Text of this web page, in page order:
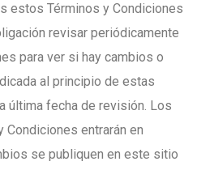
estos Términos y Condiciones
revisar periódicamente
para ver si hay cambios o
al principio de estas
última fecha de revisión. Los
entrarán en
se publiquen en este sitio